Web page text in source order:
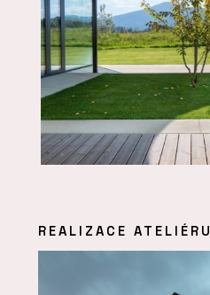
REALIZACE ATELIÉRU